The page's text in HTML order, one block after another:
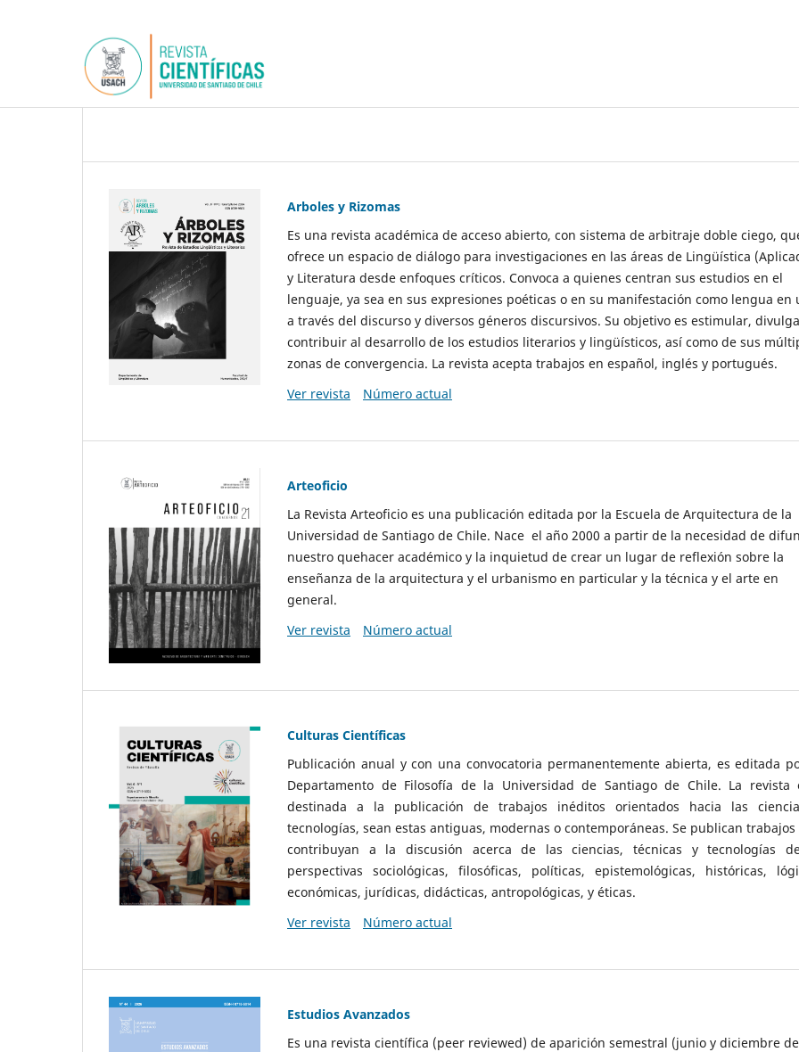
Arboles y Rizomas
Es una revista académica de acceso abierto, con sistema de arbitraje doble ciego,
ofrece un espacio de diálogo para investigaciones en las áreas de Lingüística
y Literatura desde enfoques críticos. Convoca a quienes centran sus estudios en el
lenguaje, ya sea en sus expresiones poéticas o en su manifestación como lengua en
a través del discurso y diversos géneros discursivos. Su objetivo es estimular,
contribuir al desarrollo de los estudios literarios y lingüísticos, así como de sus
zonas de convergencia. La revista acepta trabajos en español, inglés y portugués.
Ver revista
Número actual
Arteoficio
La Revista Arteoficio es una publicación editada por la Escuela de Arquitectura de la
Universidad de Santiago de Chile. Nace el año 2000 a partir de la necesidad de
nuestro quehacer académico y la inquietud de crear un lugar de reflexión sobre la
enseñanza de la arquitectura y el urbanismo en particular y la técnica y el arte en
general.
Ver revista
Número actual
Culturas Científicas
Publicación anual y con una convocatoria permanentemente abierta, es editada
Departamento de Filosofía de la Universidad de Santiago de Chile. La revista
destinada a la publicación de trabajos inéditos orientados hacia las
tecnologías, sean estas antiguas, modernas o contemporáneas. Se publican
contribuyan a la discusión acerca de las ciencias, técnicas y tecnologías
perspectivas sociológicas, filosóficas, políticas, epistemológicas, históricas,
económicas, jurídicas, didácticas, antropológicas, y éticas.
Ver revista
Número actual
Estudios Avanzados
Es una revista científica (peer reviewed) de aparición semestral (junio y diciembre de